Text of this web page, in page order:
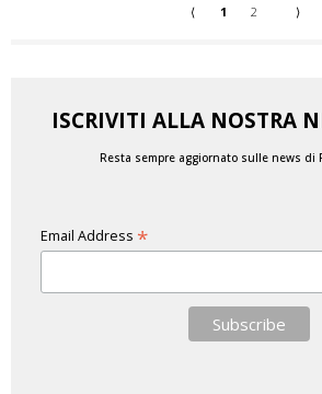
⟨
1 2 ⟩
ISCRIVITI ALLA NOSTRA
Resta sempre aggiornato sulle news di
Email Address *